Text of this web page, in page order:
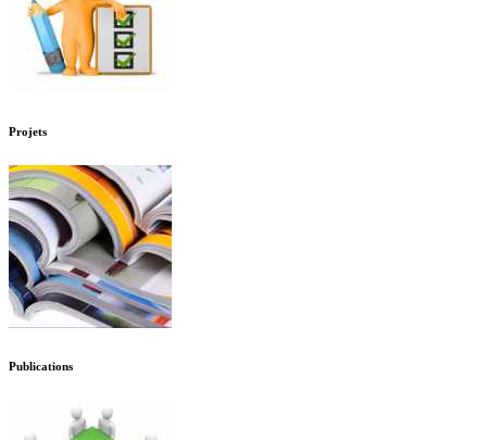
Projets
Publications